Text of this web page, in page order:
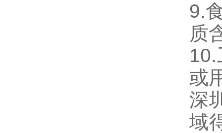
9.
质
或
深
域